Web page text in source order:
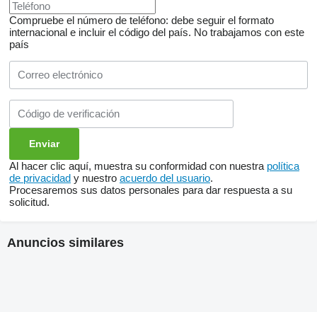
Compruebe el número de teléfono: debe seguir el formato
internacional e incluir el código del país. No trabajamos con este
país
Al hacer clic aquí, muestra su conformidad con nuestra política
de privacidad y nuestro acuerdo del usuario.
Procesaremos sus datos personales para dar respuesta a su
solicitud.
Anuncios similares